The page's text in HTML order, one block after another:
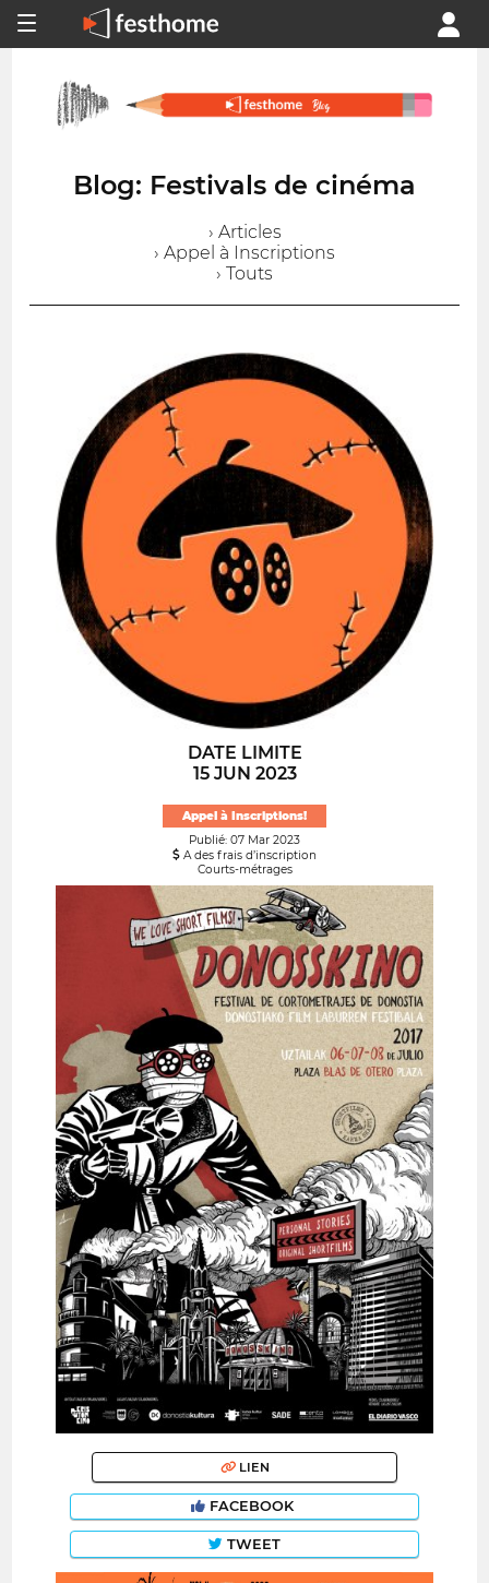
Blog: Festivals de cinéma
› Articles
› Appel à Inscriptions
› Touts
DATE LIMITE
15 JUN 2023
Appel à Inscriptions!
Publié: 07 Mar 2023
A des frais d’inscription
Courts-métrages
LIEN
FACEBOOK
TWEET